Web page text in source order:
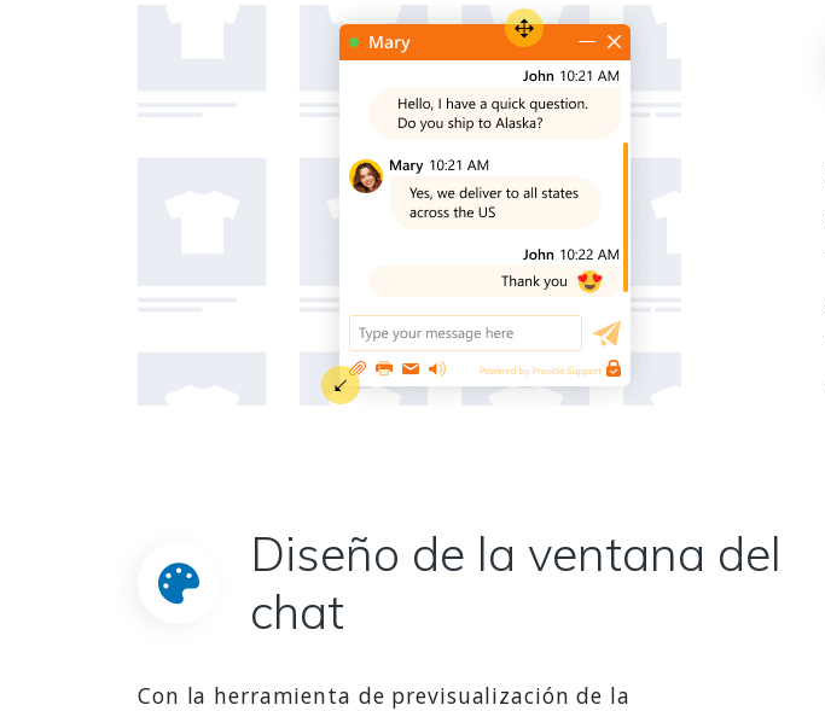
Diseño de la ventana del
chat
Con la herramienta de previsualización de la